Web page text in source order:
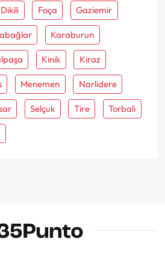
Dikili Foça Gaziemir
Karaburun
Kinik Kiraz
Menemen Narlidere
Selçuk Tire Torbali